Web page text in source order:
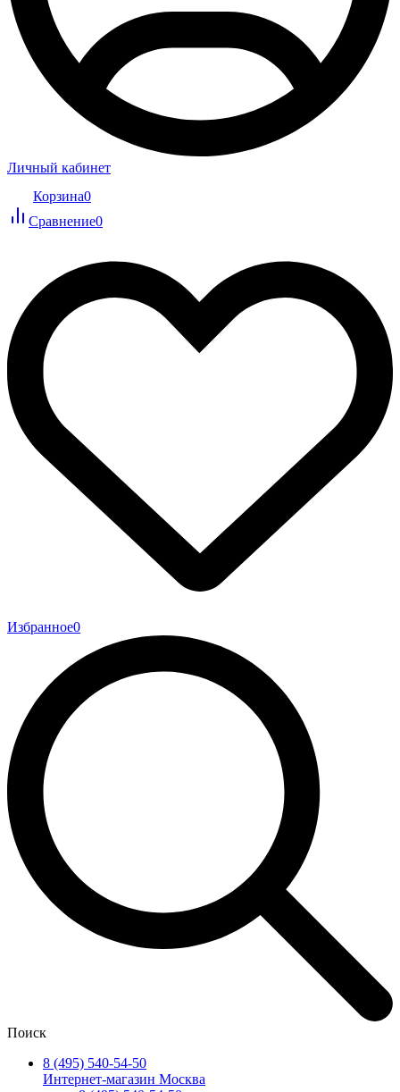
Личный кабинет
Корзина0
Сравнение0
Избранное0
Поиск
8 (495) 540-54-50
Интернет-магазин Москва